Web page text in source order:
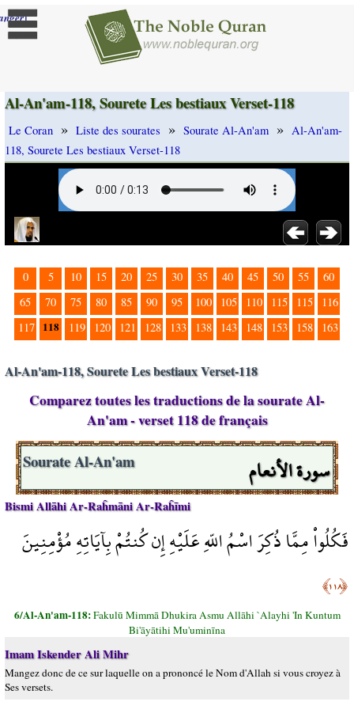
]
Al-An'am-118, Sourete Les bestiaux Verset-118
Le Coran » Liste des sourates » Sourate Al-An'am » Al-An'am-
118, Sourete Les bestiaux Verset-118
0 5 10 15 20 25 30 35 40 45 50 55
60
65
70 75 80 85 90 95 100 105 110 115 115
116
117 118 119 120 121 128 133 138 143 148 153 158 163
Al-An'am-118, Sourete Les bestiaux Verset-118
Comparez toutes les traductions de la sourate Al-
An'am - verset 118 de français
سورة الأنعام Sourate Al-An'am
Bismi Allāhi Ar-Raĥmāni Ar-Raĥīmi
فَكُلُواْ مِمَّا ذُكِرَ اسْمُ اللّهِ عَلَيْهِ إِن كُنتُمْ بِآيَاتِهِ مُؤْمِنِينَ
﴿١١٨﴾
6/Al-An'am-118:Fakulū Mimmā Dhukira Asmu Allāhi `Alayhi 'In Kuntum
Bi'āyātihi Mu'uminīna
Imam Iskender Ali Mihr
Mangez donc de ce sur laquelle on a prononcé le Nom d'Allah si vous croyez à
Ses versets.